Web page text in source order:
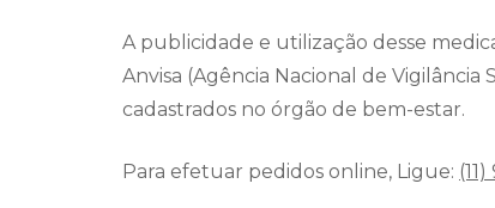
A publicidade e utilização desse
Anvisa (Agência Nacional de
cadastrados no órgão de bem-estar.
Para efetuar pedidos online, Ligue: